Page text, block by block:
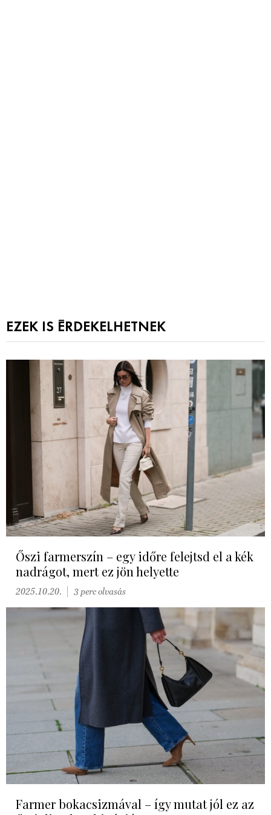
EZEK IS ÉRDEKELHETNEK
Őszi farmerszín – egy időre felejtsd el a kék
nadrágot, mert ez jön helyette
2025.10.20. 3 perc olvasás
Farmer bokacsizmával – így mutat jól ez az